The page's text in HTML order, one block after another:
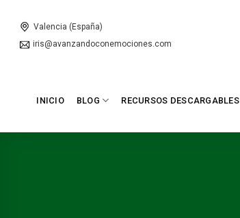
content
Valencia (España)
iris@avanzandoconemociones.com
INICIO BLOG RECURSOS DESCARGABLES